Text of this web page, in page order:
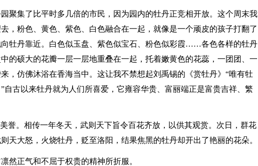
聚集了比平时多几倍的市民，因为园内的牡丹正竞相开放。这个周末我
，粉色、黄色、紫色、白色融合在一起，就像是一个顽皮的孩子打翻了
牡丹靠近。白色似玉盘、紫色似宝石、粉色似彩霞……各色各样的牡丹
的硕大的花瓣一层一层地重叠在一起，托着嫩黄色的花蕊，一团团、一
，仿佛沐浴在香海当中。这让我不禁想起刘禹锡的《赏牡丹》“唯有牡
自古以来牡丹就为人们所喜爱，它雍容华贵、富丽端正是富贵吉祥、繁
誉。相传一年冬天，武则天下旨令百花齐放，以供其观赏。次日，群花
天大怒，火烧牡丹，贬至洛阳，结果焦黑的牡丹却开出了艳丽的花朵。
然正气和不屈于权贵的精神所折服。